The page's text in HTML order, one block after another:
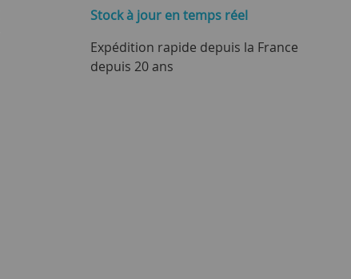
Stock à jour en temps réel
Expédition rapide depuis la France
depuis 20 ans